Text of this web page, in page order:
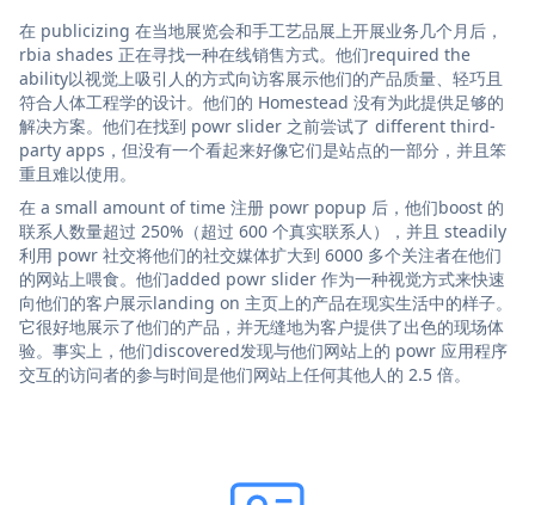
在 publicizing 在当地展览会和手工艺品展上开展业务几个月后，
rbia shades 正在寻找一种在线销售方式。他们required the
ability以视觉上吸引人的方式向访客展示他们的产品质量、轻巧且
符合人体工程学的设计。他们的 Homestead 没有为此提供足够的
解决方案。他们在找到 powr slider 之前尝试了 different third-
party apps，但没有一个看起来好像它们是站点的一部分，并且笨
重且难以使用。
在 a small amount of time 注册 powr popup 后，他们boost 的
联系人数量超过 250%（超过 600 个真实联系人），并且 steadily
利用 powr 社交将他们的社交媒体扩大到 6000 多个关注者在他们
的网站上喂食。他们added powr slider 作为一种视觉方式来快速
向他们的客户展示landing on 主页上的产品在现实生活中的样子。
它很好地展示了他们的产品，并无缝地为客户提供了出色的现场体
验。事实上，他们discovered发现与他们网站上的 powr 应用程序
交互的访问者的参与时间是他们网站上任何其他人的 2.5 倍。